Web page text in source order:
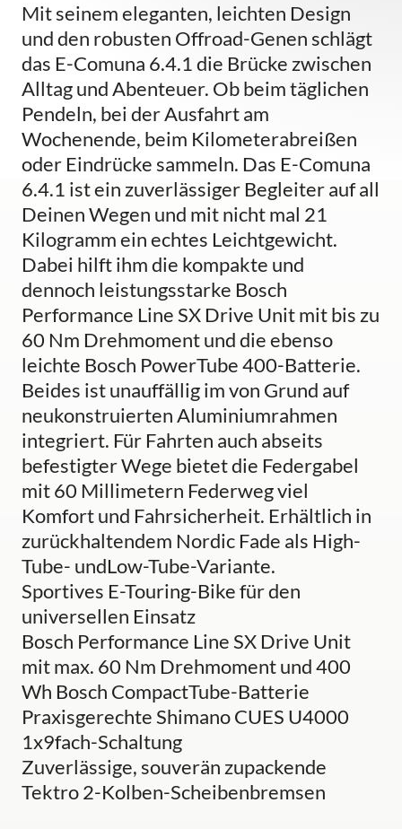
Mit seinem eleganten, leichten Design
und den robusten Offroad-Genen schlägt
das E-Comuna 6.4.1 die Brücke zwischen
Alltag und Abenteuer. Ob beim täglichen
Pendeln, bei der Ausfahrt am
Wochenende, beim Kilometerabreißen
oder Eindrücke sammeln. Das E-Comuna
6.4.1 ist ein zuverlässiger Begleiter auf all
Deinen Wegen und mit nicht mal 21
Kilogramm ein echtes Leichtgewicht.
Dabei hilft ihm die kompakte und
dennoch leistungsstarke Bosch
Performance Line SX Drive Unit mit bis zu
60 Nm Drehmoment und die ebenso
leichte Bosch PowerTube 400-Batterie.
Beides ist unauffällig im von Grund auf
neukonstruierten Aluminiumrahmen
integriert. Für Fahrten auch abseits
befestigter Wege bietet die Federgabel
mit 60 Millimetern Federweg viel
Komfort und Fahrsicherheit. Erhältlich in
zurückhaltendem Nordic Fade als High-
Tube- undLow-Tube-Variante.
Sportives E-Touring-Bike für den
universellen Einsatz
Bosch Performance Line SX Drive Unit
mit max. 60 Nm Drehmoment und 400
Wh Bosch CompactTube-Batterie
Praxisgerechte Shimano CUES U4000
1x9fach-Schaltung
Zuverlässige, souverän zupackende
Tektro 2-Kolben-Scheibenbremsen